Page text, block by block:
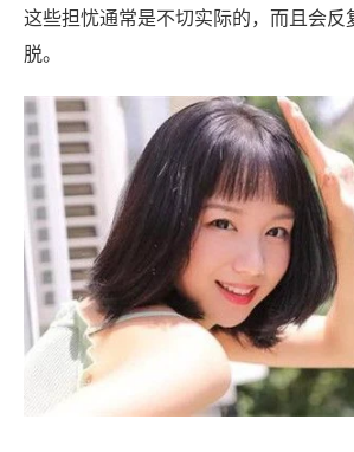
这些担忧通常是不切实际的，而且会反
脱。